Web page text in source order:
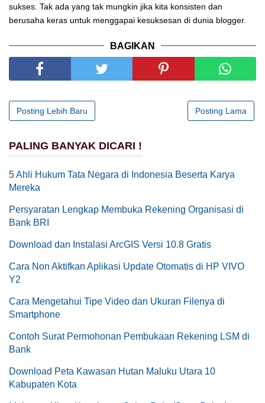
sukses. Tak ada yang tak mungkin jika kita konsisten dan
berusaha keras untuk menggapai kesuksesan di dunia blogger.
BAGIKAN
Posting Lebih Baru Posting Lama
PALING BANYAK DICARI !
5 Ahli Hukum Tata Negara di Indonesia Beserta Karya
Mereka
Persyaratan Lengkap Membuka Rekening Organisasi di
Bank BRI
Download dan Instalasi ArcGIS Versi 10.8 Gratis
Cara Non Aktifkan Aplikasi Update Otomatis di HP VIVO
Y2
Cara Mengetahui Tipe Video dan Ukuran Filenya di
Smartphone
Contoh Surat Permohonan Pembukaan Rekening LSM di
Bank
Download Peta Kawasan Hutan Maluku Utara 10
Kabupaten Kota